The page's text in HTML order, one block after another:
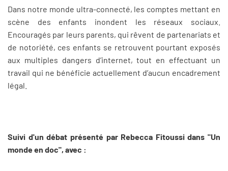
Dans notre monde ultra-connecté, les comptes mettant en
scène des enfants inondent les réseaux sociaux.
Encouragés par leurs parents, qui rêvent de partenariats et
de notoriété, ces enfants se retrouvent pourtant exposés
aux multiples dangers d’internet, tout en effectuant un
travail qui ne bénéficie actuellement d’aucun encadrement
légal.
Suivi d'un débat présenté par Rebecca Fitoussi dans "Un
monde en doc", avec :